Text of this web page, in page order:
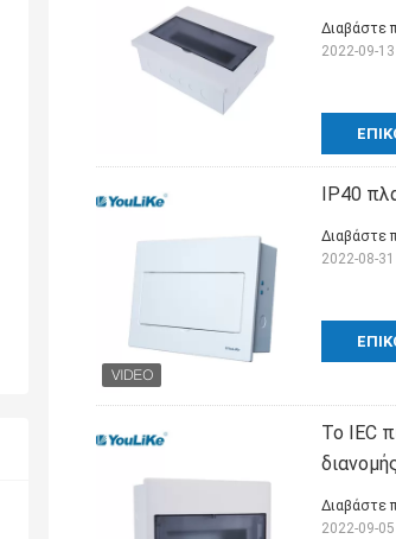
Διαβάστε
2022-09-
IP40
Διαβάστε
2022-08-
Το IEC
Διαβάστε
2022-09-